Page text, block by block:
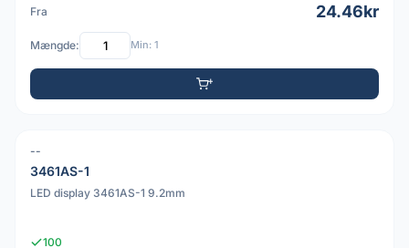
Fra
24.46kr
Mængde: Min: 1
PDF
--
3461AS-1
LED display 3461AS-1 9.2mm
100